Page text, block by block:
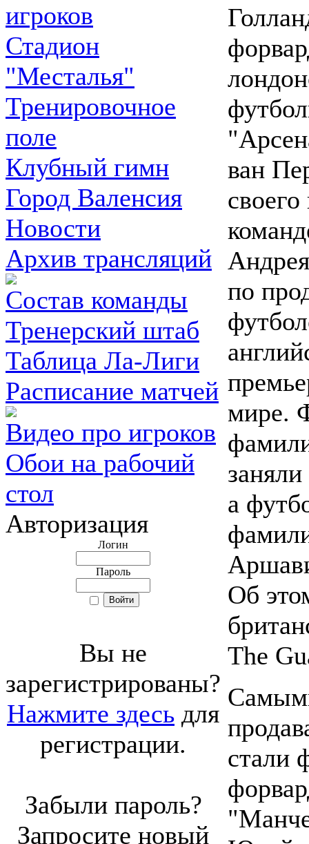
игроков
Стадион
"Месталья"
Тренировочное
поле
Клубный гимн
Город Валенсия
Новости
Архив трансляций
Состав команды
Тренерский штаб
Таблица Ла-Лиги
Расписание матчей
Видео про игроков
Обои на рабочий
стол
Авторизация
Логин
Пароль
Вы не
зарегистрированы?
Нажмите здесь для
регистрации.
Забыли пароль?
Запросите новый
ван
по
мире.
а
Об
The
стали